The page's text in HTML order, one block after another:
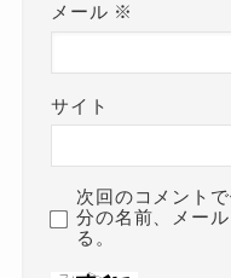
メール ※
サイト
次回のコメント
分の名前、メー
る。